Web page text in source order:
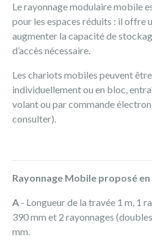
Le rayonnage modulaire mobile
pour les espaces réduits : il offre
augmenter la capacité de
d’accès nécessaire.
Les chariots mobiles peuvent
individuellement ou en bloc,
volant ou par commande
consulter).
Rayonnage Mobile proposé
A - Longueur de la travée 1 m, 1
390 mm et 2 rayonnages
mm.